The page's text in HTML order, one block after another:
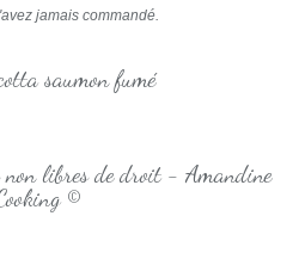
jamais commandé.
non libres de droit - Amandine
©